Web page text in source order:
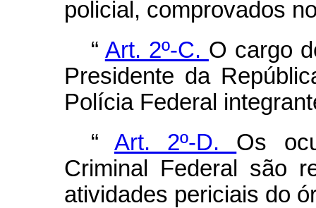
policial, comprovados
“ Art. 2º-C. O cargo
Presidente da
Polícia Federal
“ Art. 2º-D. Os
Criminal Federal são
atividades periciais do